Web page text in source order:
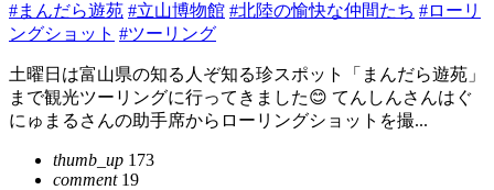
#まんだら遊苑 #立山博物館 #北陸の愉快な仲間たち #ローリ
ングショット #ツーリング
土曜日は富山県の知る人ぞ知る珍スポット「まんだら遊苑」
まで観光ツーリングに行ってきました😊 てんしんさんはぐ
にゅまるさんの助手席からローリングショットを撮...
thumb_up 173
comment19